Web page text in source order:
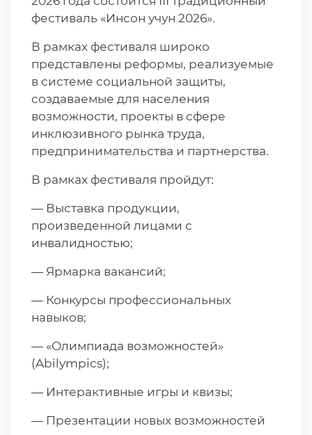
фестиваль «Инсон учун 2026».
В рамках фестиваля широко
представлены реформы, реализуемые
в системе социальной защиты,
создаваемые для населения
возможности, проекты в сфере
инклюзивного рынка труда,
предпринимательства и партнерства.
В рамках фестиваля пройдут:
— Выставка продукции,
произведенной лицами с
инвалидностью;
— Ярмарка вакансий;
— Конкурсы профессиональных
навыков;
— «Олимпиада возможностей»
(Abilympics);
— Интерактивные игры и квизы;
— Презентации новых возможностей